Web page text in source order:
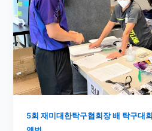
5회 재미대한탁구협회장 배 탁구대회